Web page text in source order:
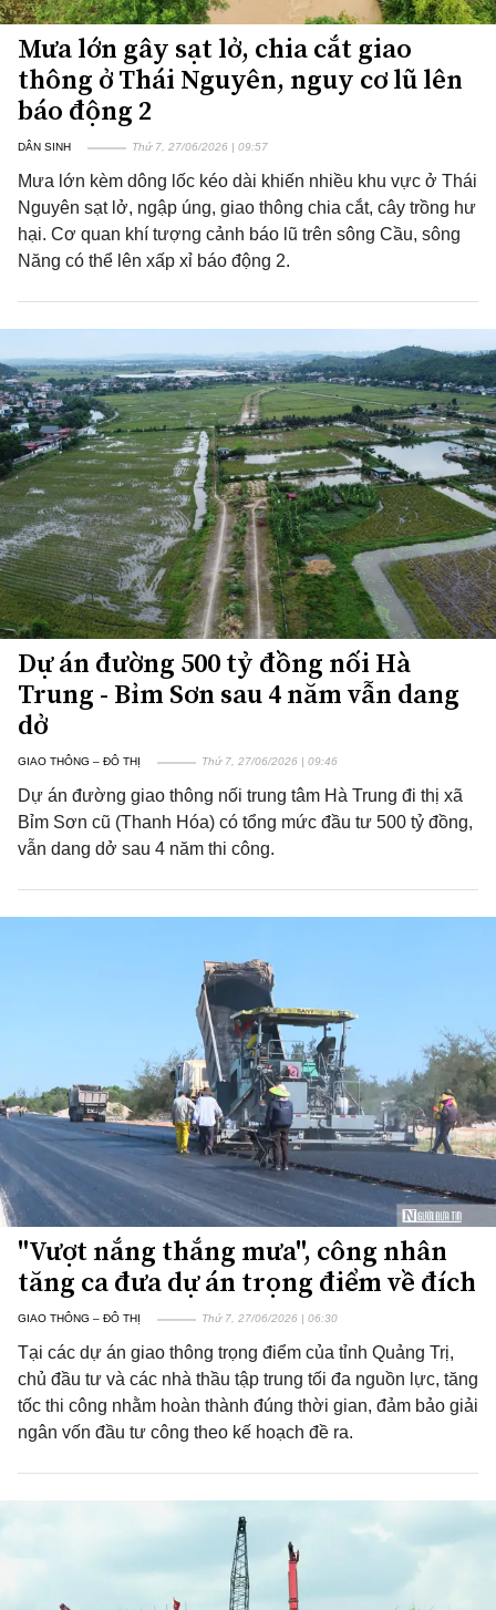
Mưa lớn gây sạt lở, chia cắt giao
thông ở Thái Nguyên, nguy cơ lũ lên
báo động 2
DÂN SINH Thứ 7, 27/06/2026 | 09:57
Mưa lớn kèm dông lốc kéo dài khiến nhiều khu vực ở Thái
Nguyên sạt lở, ngập úng, giao thông chia cắt, cây trồng hư
hại. Cơ quan khí tượng cảnh báo lũ trên sông Cầu, sông
Năng có thể lên xấp xỉ báo động 2.
Dự án đường 500 tỷ đồng nối Hà
Trung - Bỉm Sơn sau 4 năm vẫn dang
dở
GIAO THÔNG – ĐÔ THỊ Thứ 7, 27/06/2026 | 09:46
Dự án đường giao thông nối trung tâm Hà Trung đi thị xã
Bỉm Sơn cũ (Thanh Hóa) có tổng mức đầu tư 500 tỷ đồng,
vẫn dang dở sau 4 năm thi công.
"Vượt nắng thắng mưa", công nhân
tăng ca đưa dự án trọng điểm về đích
GIAO THÔNG – ĐÔ THỊ Thứ 7, 27/06/2026 | 06:30
Tại các dự án giao thông trọng điểm của tỉnh Quảng Trị,
chủ đầu tư và các nhà thầu tập trung tối đa nguồn lực, tăng
tốc thi công nhằm hoàn thành đúng thời gian, đảm bảo giải
ngân vốn đầu tư công theo kế hoạch đề ra.